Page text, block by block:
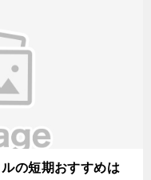
の短期おすすめは